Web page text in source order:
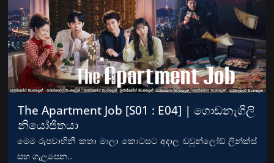
The Apartment Job [S01 : E04] | ගොඩනැගිලි
නියෝජිතයා
මෙම රුපවාහිනී කතා මාලා කොටසට අදාල ඩවුන්ලෝඩ් ලින්ක්ස්
සහ ගැලපෙන...